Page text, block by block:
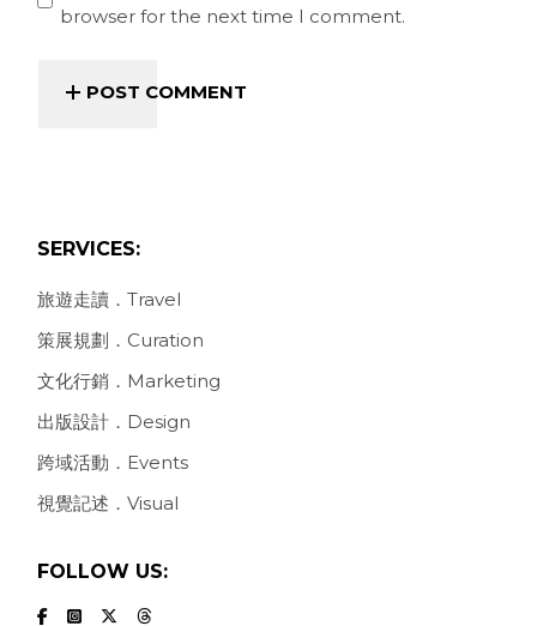
browser for the next time I comment.
POST COMMENT
SERVICES:
旅遊走讀．Travel
策展規劃．Curation
文化行銷．Marketing
出版設計．Design
跨域活動．Events
視覺記述．Visual
FOLLOW US: